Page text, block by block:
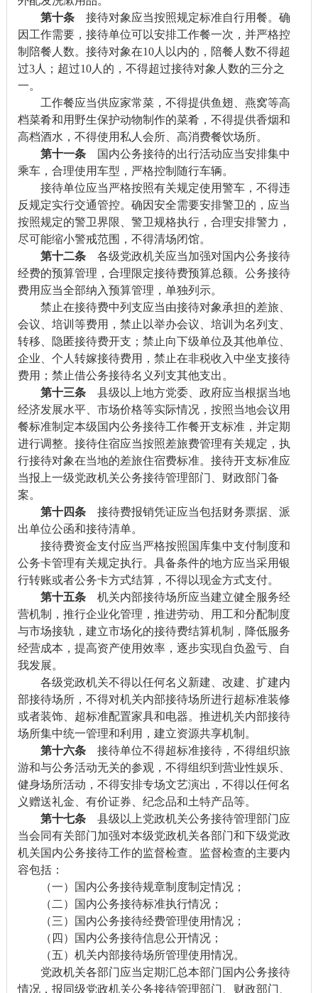
第十条 接待对象应当按照规定标准自行用餐。确
因工作需要，接待单位可以安排工作餐一次，并严格控
制陪餐人数。接待对象在10人以内的，陪餐人数不得超
过3人；超过10人的，不得超过接待对象人数的三分之
一。
工作餐应当供应家常菜，不得提供鱼翅、燕窝等高
档菜肴和用野生保护动物制作的菜肴，不得提供香烟和
高档酒水，不得使用私人会所、高消费餐饮场所。
第十一条 国内公务接待的出行活动应当安排集中
乘车，合理使用车型，严格控制随行车辆。
接待单位应当严格按照有关规定使用警车，不得违
反规定实行交通管控。确因安全需要安排警卫的，应当
按照规定的警卫界限、警卫规格执行，合理安排警力，
尽可能缩小警戒范围，不得清场闭馆。
第十二条 各级党政机关应当加强对国内公务接待
经费的预算管理，合理限定接待费预算总额。公务接待
费用应当全部纳入预算管理，单独列示。
禁止在接待费中列支应当由接待对象承担的差旅、
会议、培训等费用，禁止以举办会议、培训为名列支、
转移、隐匿接待费开支；禁止向下级单位及其他单位、
企业、个人转嫁接待费用，禁止在非税收入中坐支接待
费用；禁止借公务接待名义列支其他支出。
第十三条 县级以上地方党委、政府应当根据当地
经济发展水平、市场价格等实际情况，按照当地会议用
餐标准制定本级国内公务接待工作餐开支标准，并定期
进行调整。接待住宿应当按照差旅费管理有关规定，执
行接待对象在当地的差旅住宿费标准。接待开支标准应
当报上一级党政机关公务接待管理部门、财政部门备
案。
第十四条 接待费报销凭证应当包括财务票据、派
出单位公函和接待清单。
接待费资金支付应当严格按照国库集中支付制度和
公务卡管理有关规定执行。具备条件的地方应当采用银
行转账或者公务卡方式结算，不得以现金方式支付。
第十五条 机关内部接待场所应当建立健全服务经
营机制，推行企业化管理，推进劳动、用工和分配制度
与市场接轨，建立市场化的接待费结算机制，降低服务
经营成本，提高资产使用效率，逐步实现自负盈亏、自
我发展。
各级党政机关不得以任何名义新建、改建、扩建内
部接待场所，不得对机关内部接待场所进行超标准装修
或者装饰、超标准配置家具和电器。推进机关内部接待
场所集中统一管理和利用，建立资源共享机制。
第十六条 接待单位不得超标准接待，不得组织旅
游和与公务活动无关的参观，不得组织到营业性娱乐、
健身场所活动，不得安排专场文艺演出，不得以任何名
义赠送礼金、有价证券、纪念品和土特产品等。
第十七条 县级以上党政机关公务接待管理部门应
当会同有关部门加强对本级党政机关各部门和下级党政
机关国内公务接待工作的监督检查。监督检查的主要内
容包括：
（一）国内公务接待规章制度制定情况；
（二）国内公务接待标准执行情况；
（三）国内公务接待经费管理使用情况；
（四）国内公务接待信息公开情况；
（五）机关内部接待场所管理使用情况。
党政机关各部门应当定期汇总本部门国内公务接待
情况，报同级党政机关公务接待管理部门、财政部门、